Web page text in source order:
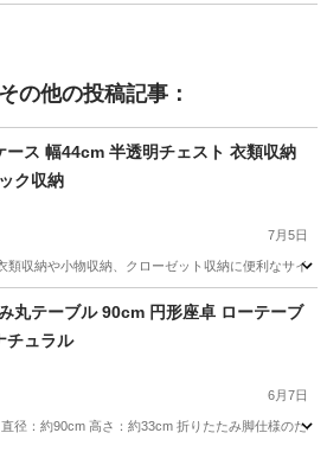
の他の投稿記事：
ース 幅44cm 半透明チェスト 衣類収納
ク収納
7月5日
類収納や小物収納、クローゼット収納に便利なサイ
収納家具
丸テーブル 90cm 円形座卓 ローテーブ
チュラル
6月7日
径：約90cm 高さ：約33cm 折りたたみ脚仕様のた